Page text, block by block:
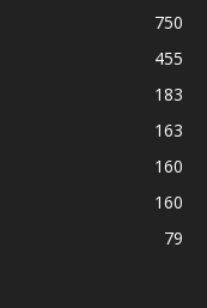
750
455
183
163
160
160
79